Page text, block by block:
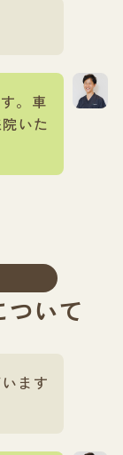
。車
いた
いて
ます